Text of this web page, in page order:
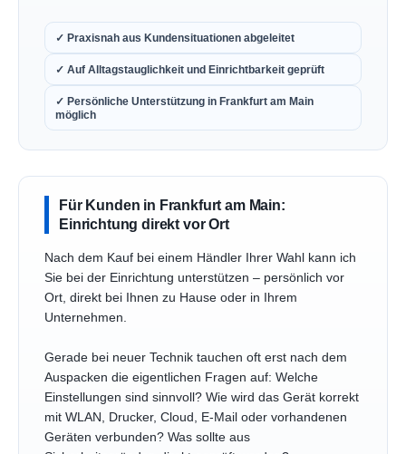
✓ Praxisnah aus Kundensituationen abgeleitet
✓ Auf Alltagstauglichkeit und Einrichtbarkeit geprüft
✓ Persönliche Unterstützung in Frankfurt am Main
möglich
Für Kunden in Frankfurt am Main:
Einrichtung direkt vor Ort
Nach dem Kauf bei einem Händler Ihrer Wahl kann ich
Sie bei der Einrichtung unterstützen – persönlich vor
Ort, direkt bei Ihnen zu Hause oder in Ihrem
Unternehmen.
Gerade bei neuer Technik tauchen oft erst nach dem
Auspacken die eigentlichen Fragen auf: Welche
Einstellungen sind sinnvoll? Wie wird das Gerät korrekt
mit WLAN, Drucker, Cloud, E-Mail oder vorhandenen
Geräten verbunden? Was sollte aus